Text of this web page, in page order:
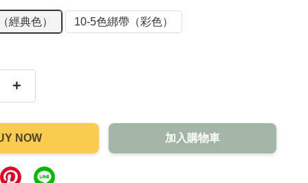
經典色） 10-5色綁帶（彩色）
+
NOW 加入購物車